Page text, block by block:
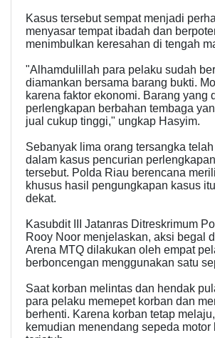
Kasus tersebut sempat menjadi
menyasar tempat ibadah dan
menimbulkan keresahan di tengah
"Alhamdulillah para pelaku sudah
diamankan bersama barang bukti.
karena faktor ekonomi. Barang yang
perlengkapan berbahan tembaga
jual cukup tinggi," ungkap Hasyim.
Sebanyak lima orang tersangka
dalam kasus pencurian
tersebut. Polda Riau berencana
khusus hasil pengungkapan kasus
dekat.
Kasubdit III Jatanras Ditreskrimum
Rooy Noor menjelaskan, aksi begal
Arena MTQ dilakukan oleh empat
berboncengan menggunakan satu
Saat korban melintas dan hendak
para pelaku memepet korban dan
berhenti. Karena korban tetap
kemudian menendang sepeda motor